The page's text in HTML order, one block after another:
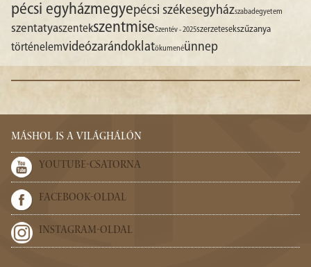
pécsi egyházmegyepécsi székesegyházszabadegyetem
szentatyaszentekszentmiseSzentév - 2025szerzetesekszűzanya
történelemvideózarándoklatökumenéünnep
MÁSHOL IS A VILÁGHÁLÓN
YOUTUBE-CSATORNA
FACEBOOK-OLDAL
INSTAGRAM-OLDAL